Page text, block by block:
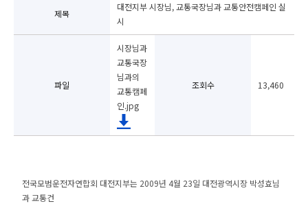
제목
대전지부 시장님, 교통국장님과 교통안전캠페인 실
시
파일
시장님과
교통국장
님과의
교통캠페
인.jpg
조회수 13,460
전국모범운전자연합회 대전지부는 2009년 4월 23일 대전광역시장 박성효님
과 교통건